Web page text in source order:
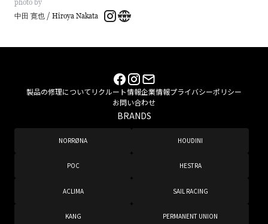
photo by
中田 寛也 / Hiroya Nakata
製品の修理について リクルート情報企業情報プライバシーポリシー
お問い合わせ
BRANDS
NORRØNA HOUDINI
POC HESTRA
ACLIMA SAIL RACING
KANG PERMANENT UNION